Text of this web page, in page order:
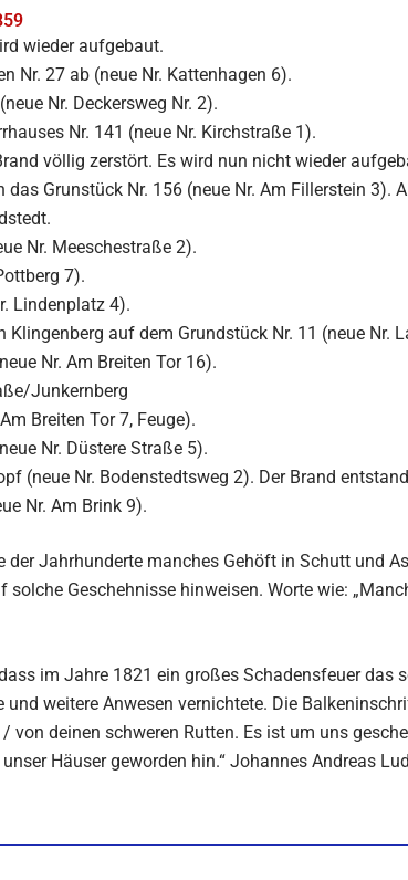
wieder aufgebaut.
Nr. 27 ab (neue Nr. Kattenhagen 6).
Nr. Deckersweg Nr. 2).
Nr. 141 (neue Nr. Kirchstraße 1).
völlig zerstört. Es wird nun nicht wieder
Grunstück Nr. 156 (neue Nr. Am Fillerstein
Nr. Meeschestraße 2).
7).
Lindenplatz 4).
auf dem Grundstück Nr. 11 (neue Nr.
Nr. Am Breiten Tor 16).
Junkernberg
Breiten Tor 7, Feuge).
Nr. Düstere Straße 5).
(neue Nr. Bodenstedtsweg 2). Der Brand
Nr. Am Brink 9).
Jahrhunderte manches Gehöft in Schutt und
Geschehnisse hinweisen. Worte wie:
im Jahre 1821 ein großes Schadensfeuer das
und weitere Anwesen vernichtete. Die
von deinen schweren Rutten. Es ist um uns
Häuser geworden hin.“ Johannes Andreas